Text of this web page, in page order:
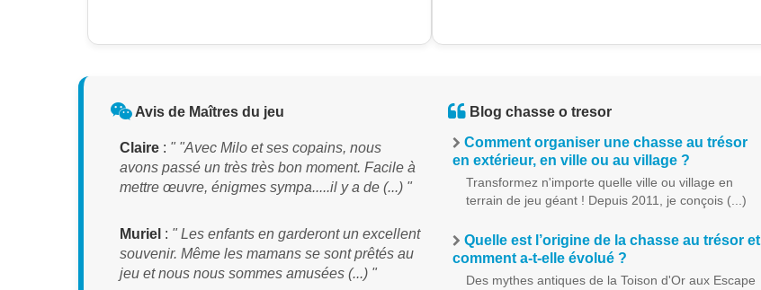
Avis de Maîtres du jeu
Claire : " "Avec Milo et ses copains, nous
avons passé un très très bon moment. Facile à
mettre œuvre, énigmes sympa.....il y a de (...) "
Muriel : " Les enfants en garderont un excellent
souvenir. Même les mamans se sont prêtés au
jeu et nous nous sommes amusées (...) "
Blog chasse o tresor
Comment organiser une chasse au trésor
en extérieur, en ville ou au village ?
Transformez n'importe quelle ville ou village en
terrain de jeu géant ! Depuis 2011, je conçois (...)
Quelle est l’origine de la chasse au trésor et
comment a-t-elle évolué ?
Des mythes antiques de la Toison d'Or aux Escape